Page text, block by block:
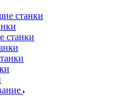
станки
станки